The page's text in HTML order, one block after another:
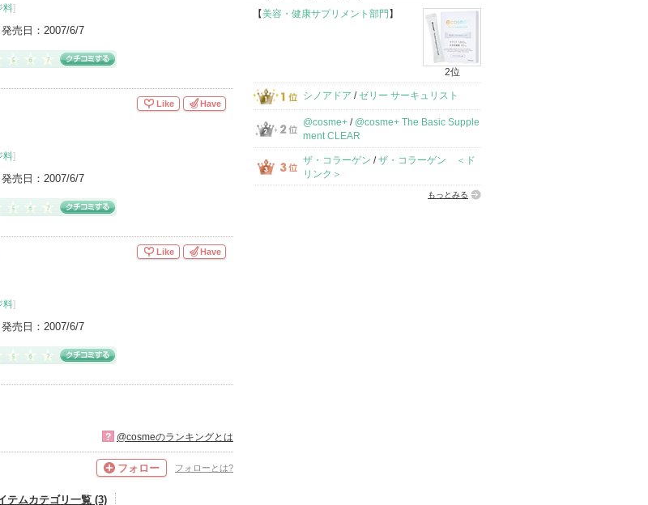
料]
発売日： 2007/6/7
料]
発売日： 2007/6/7
Like Have
料]
発売日： 2007/6/7
Like Have
? @cosmeのランキングとは
フォロー フォローとは?
テムカテゴリ一覧 (3)
【美容・健康サプリメント部門】
2位
シノアドア /ゼリー サーキュリスト
@cosme+ / @cosme+ The Basic Supple
ment CLEAR
ザ・コラーゲン /ザ・コラーゲン ＜ド
リンク＞
もっとみる